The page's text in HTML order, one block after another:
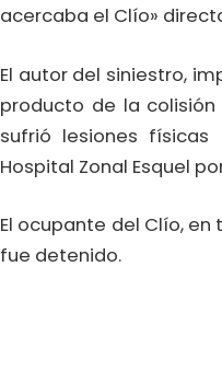
acercaba el Clío»
El autor del siniestro,
producto de la
sufrió lesiones
Hospital Zonal Esquel
El ocupante del Clío,
fue detenido.